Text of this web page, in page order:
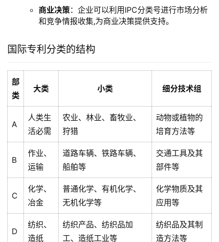
商业决策：企业可以利用IPC分类号进行市场分析
和竞争情报收集,为商业决策提供支持。
国际专利分类的结构
部
类
大类 小类 细分技术组
A
人类生
活必需
农业、林业、畜牧业、
狩猎
动物或植物的
培育方法等
B
作业、
运输
道路车辆、铁路车辆、
船舶等
交通工具及其
部件等
C
化学、
冶金
普通化学、有机化学、
无机化学等
化学物质及其
应用等
D
纺织、
造纸
纺织产品、纺织品加
工、造纸工业等
纺织品及其制
造方法等